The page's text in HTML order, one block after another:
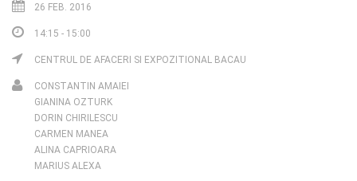
26 FEB. 2016
14:15 - 15:00
CENTRUL DE AFACERI SI EXPOZITIONAL BACAU
CONSTANTIN AMAIEI
GIANINA OZTURK
DORIN CHIRILESCU
CARMEN MANEA
ALINA CAPRIOARA
MARIUS ALEXA